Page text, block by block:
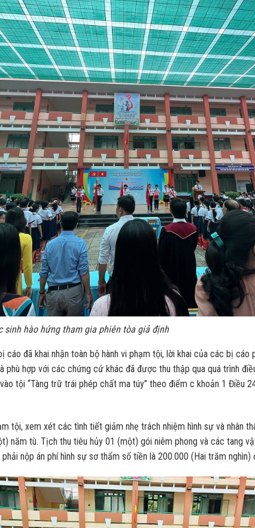
sinh hào hứng tham gia phiên tòa giả định
cáo đã khai nhận toàn bộ hành vi phạm tội, lời khai của các bị cáo
phù hợp với các chứng cứ khác đã được thu thập qua quá trình
tội “Tàng trữ trái phép chất ma túy” theo điểm c khoản 1 Điều
tội, xem xét các tình tiết giảm nhẹ trách nhiệm hình sự và nhân
năm tù. Tịch thu tiêu hủy 01 (một) gói niêm phong và các tang
nộp án phí hình sự sơ thẩm số tiền là 200.000 (Hai trăm nghìn)